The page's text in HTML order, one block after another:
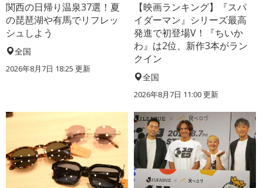
関西の日帰り温泉37選！夏
の琵琶湖や有馬でリフレッ
シュしよう
全国
2026年8月7日 18:25 更新
【映画ランキング】『スパ
イダーマン』シリーズ最高
発進で初登場V！『ちいか
わ』は2位、新作3本がラン
クイン
全国
2026年8月7日 11:00更新